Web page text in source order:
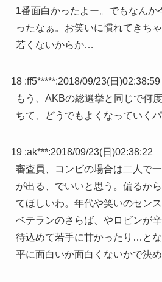
1番面白かったよー。でもなんか
ったなぁ。お笑いに慣れてきち
若くないからか…
18 :ff5*****:2018/09/23(日)02:38:59
もう、AKBの総選挙と同じで何
ちて、どうでもよくなっていく
19 :ak***:2018/09/23(日)02:38:22
審査員、コンビの場合は二人で
が出る、でいいと思う。偏るか
てほしいわ。年代や笑いのセンス
ベテランのさらば、やロビンが
待込めて若手に甘かったり…と
平に面白いか面白くないかで決め